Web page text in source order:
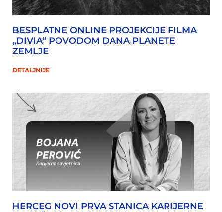
BESPLATNE ONLINE PROJEKCIJE FILMA
„DIVIA“ POVODOM DANA PLANETE
ZEMLJE
DETALJNIJE
HERCEG NOVI PRVA STANICA KARIJERNE